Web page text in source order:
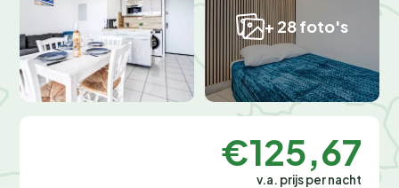
+ 28 foto's
€125,67
v.a. prijs per nacht